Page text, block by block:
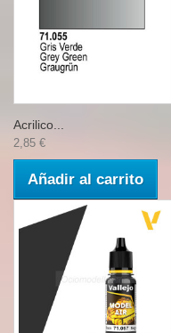
Acrilico...
2,85 €
Añadir al carrito